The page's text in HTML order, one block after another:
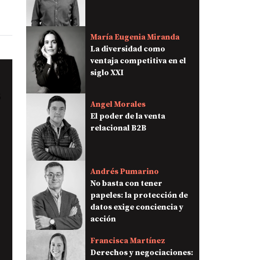
María Eugenia Miranda
La diversidad como
ventaja competitiva en el
siglo XXI
Angel Morales
El poder de la venta
relacional B2B
Andrés Pumarino
No basta con tener
papeles: la protección de
datos exige conciencia y
acción
Francisca Martínez
Derechos y negociaciones: